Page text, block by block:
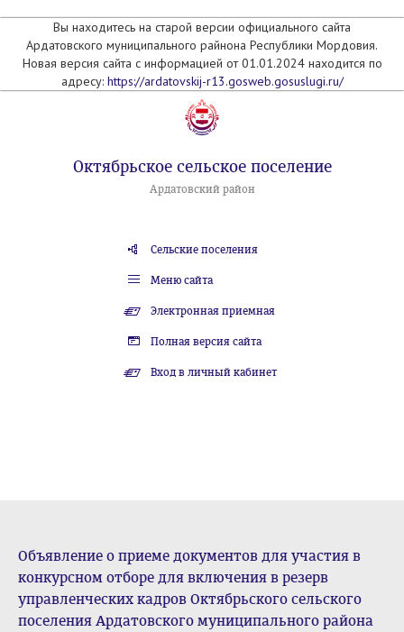
Вы находитесь на старой версии официального сайта
Ардатовского муниципального райнона Республики Мордовия.
Новая версия сайта с информацией от 01.01.2024 находится по
адресу: https://ardatovskij-r13.gosweb.gosuslugi.ru/
Октябрьское сельское поселение
Ардатовский район
Сельские поселения
Меню сайта
Электронная приемная
Полная версия сайта
Вход в личный кабинет
Объявление о приеме документов для участия в
конкурсном отборе для включения в резерв
управленческих кадров Октябрьского сельского
поселения Ардатовского муниципального района